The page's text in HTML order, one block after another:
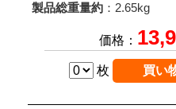
製品総重量約 ：2.65kg
価格：
枚